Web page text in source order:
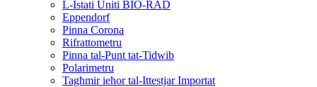
L-Istati Uniti BIO-RAD
Eppendorf
Pinna Corona
Rifrattometru
Pinna tal-Punt tat-Tidwib
Polarimetru
Tagħmir ieħor tal-Ittestjar Importat